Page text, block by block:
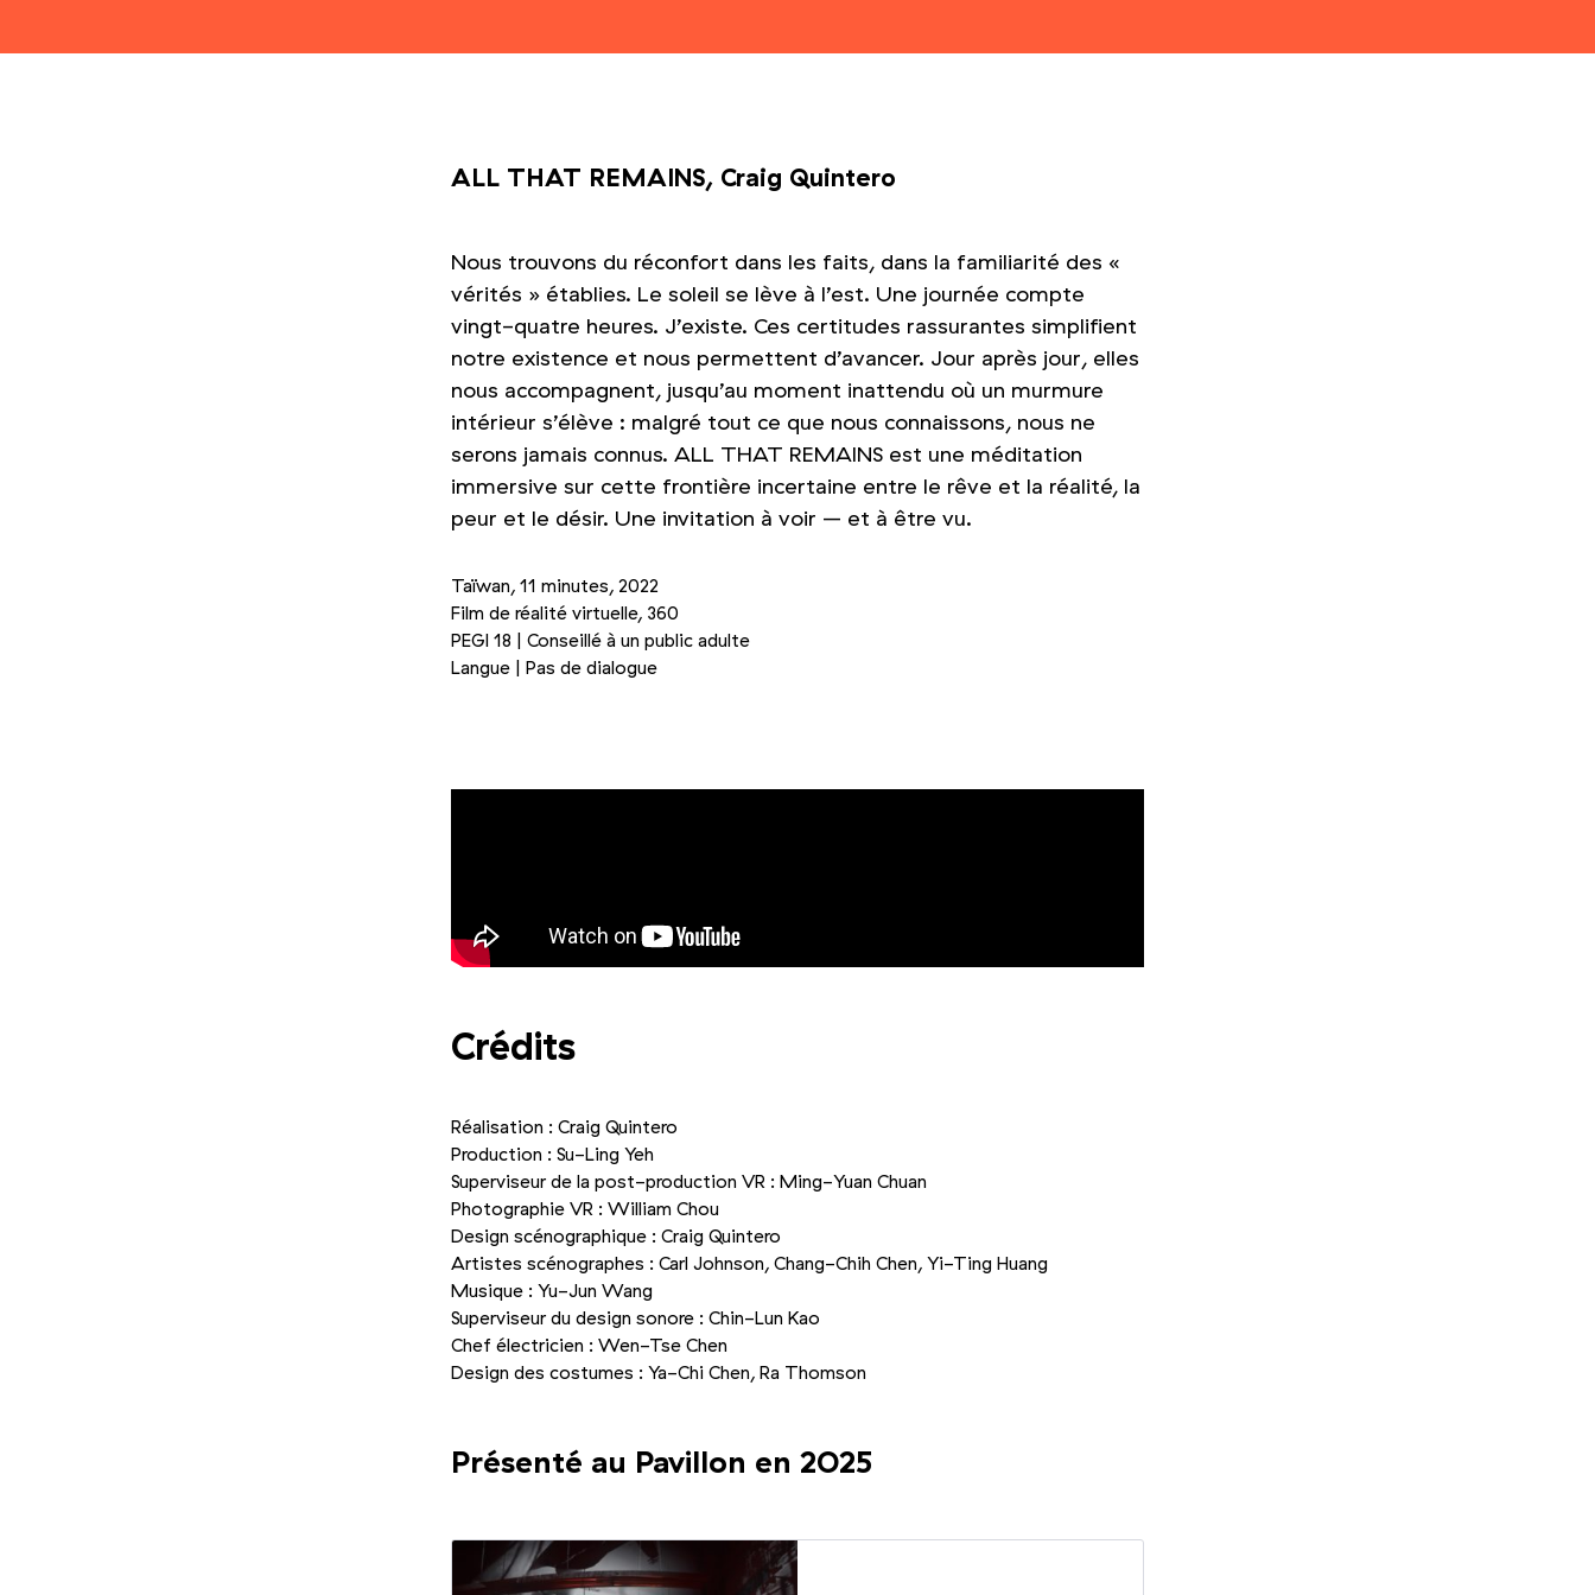
ALL THAT REMAINS, Craig Quintero
Nous trouvons du réconfort dans les faits, dans la familiarité des «
vérités » établies. Le soleil se lève à l’est. Une journée compte
vingt-quatre heures. J’existe. Ces certitudes rassurantes simplifient
notre existence et nous permettent d’avancer. Jour après jour, elles
nous accompagnent, jusqu’au moment inattendu où un murmure
intérieur s’élève : malgré tout ce que nous connaissons, nous ne
serons jamais connus. ALL THAT REMAINS est une méditation
immersive sur cette frontière incertaine entre le rêve et la réalité, la
peur et le désir. Une invitation à voir – et à être vu.
Taïwan, 11 minutes, 2022
Film de réalité virtuelle, 360
PEGI 18 | Conseillé à un public adulte
Langue | Pas de dialogue
Crédits
Réalisation : Craig Quintero
Production : Su-Ling Yeh
Superviseur de la post-production VR : Ming-Yuan Chuan
Photographie VR : William Chou
Design scénographique : Craig Quintero
Artistes scénographes : Carl Johnson, Chang-Chih Chen, Yi-Ting Huang
Musique : Yu-Jun Wang
Superviseur du design sonore : Chin-Lun Kao
Chef électricien : Wen-Tse Chen
Design des costumes : Ya-Chi Chen, Ra Thomson
Présenté au Pavillon en 2025